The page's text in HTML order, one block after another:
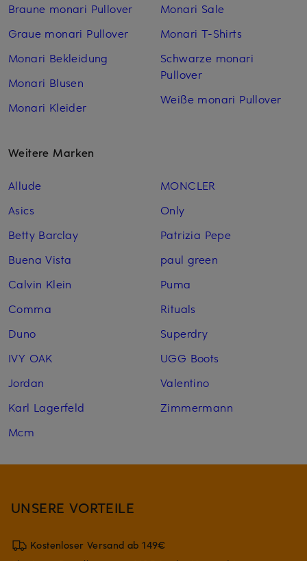
Braune monari Pullover
Graue monari Pullover
Monari Bekleidung
Monari Blusen
Monari Kleider
Monari Sale
Monari T-Shirts
Schwarze monari
Pullover
Weiße monari Pullover
Weitere Marken
Allude
Asics
Betty Barclay
Buena Vista
Calvin Klein
Comma
Duno
IVY OAK
Jordan
Karl Lagerfeld
Mcm
MONCLER
Only
Patrizia Pepe
paul green
Puma
Rituals
Superdry
UGG Boots
Valentino
Zimmermann
UNSERE VORTEILE
Kostenloser Versand ab 149€